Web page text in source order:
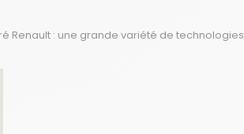
Renault : une grande variété de technologies